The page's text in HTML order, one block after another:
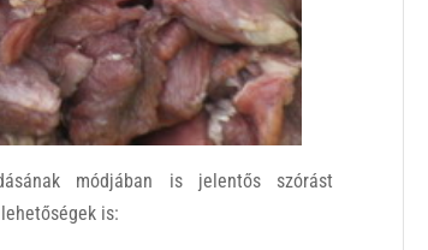
módjában is jelentős szórást
is: